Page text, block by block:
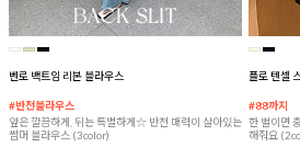
벤로 백트임 리본 블라우스
#반전블라우스
앞은 깔끔하게, 뒤는 특별하게☆ 반전 매력이 살아있는
썸머 블라우스 (3color)
플로 텐셀
#88까지
한 벌이면
해줘요